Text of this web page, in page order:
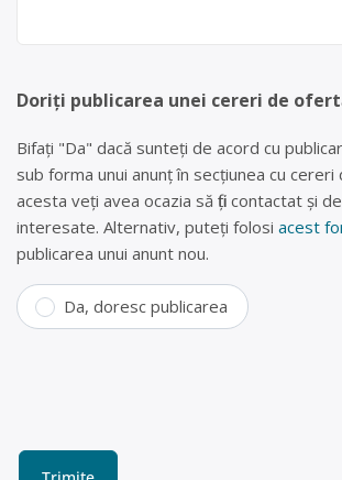
Doriți publicarea unei cereri de
Bifați "Da" dacă sunteți de acord cu
sub forma unui anunț în secțiunea cu
acesta veți avea ocazia să fiți contactat și
interesate. Alternativ, puteți folosi acest
publicarea unui anunt nou.
Da, doresc publicarea